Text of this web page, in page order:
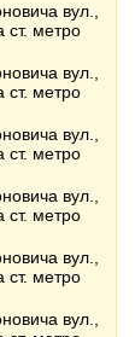
вул.,
метро
вул.,
метро
вул.,
метро
вул.,
метро
вул.,
метро
вул.,